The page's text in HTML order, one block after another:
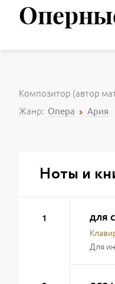
Композитор (автор
Жанр: Опера Ария
Ноты и
1 для
Для